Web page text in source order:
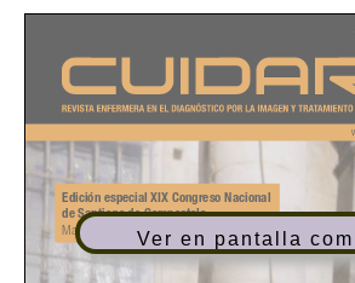
Ver en pantalla